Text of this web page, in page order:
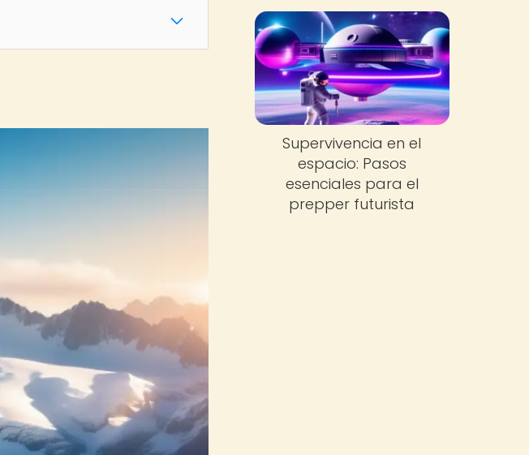
Supervivencia en el
espacio: Pasos
esenciales para el
prepper futurista